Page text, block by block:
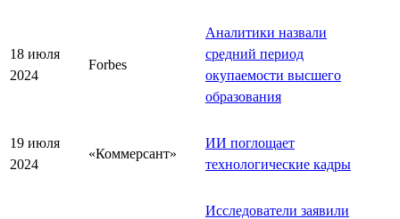
18 июля
2024
Forbes
Аналитики назвали
средний период
окупаемости высшего
образования
19 июля
2024
«Коммерсант»
ИИ поглощает
технологические кадры
Исследователи заявили